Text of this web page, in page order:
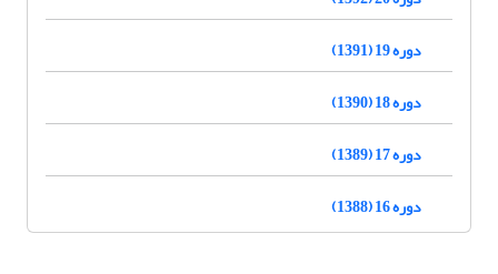
دوره 19 (1391)
دوره 18 (1390)
دوره 17 (1389)
دوره 16 (1388)